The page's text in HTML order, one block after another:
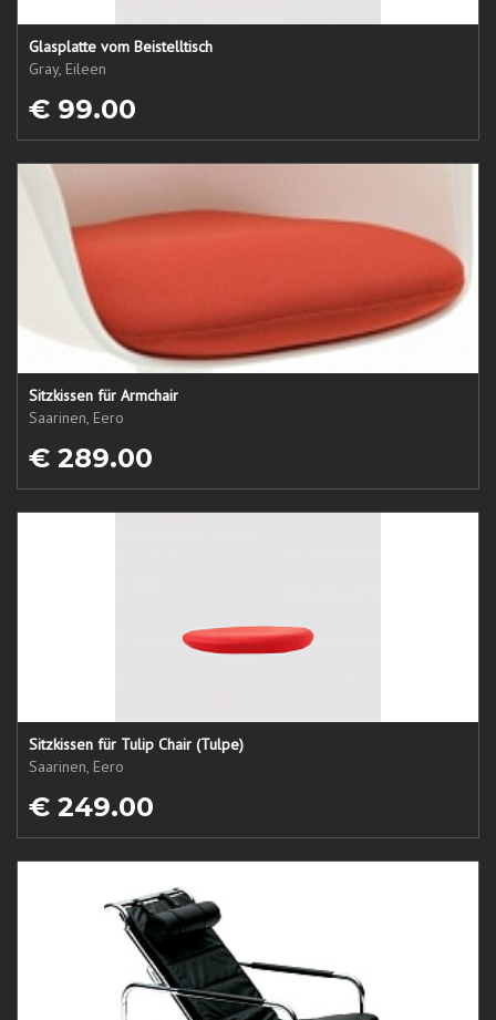
Glasplatte vom Beistelltisch
Gray, Eileen
€ 99.00
Sitzkissen für Armchair
Saarinen, Eero
€ 289.00
Sitzkissen für Tulip Chair (Tulpe)
Saarinen, Eero
€ 249.00